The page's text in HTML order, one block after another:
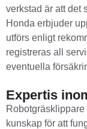
verkstad är att det
Honda erbjuder
utförs enligt
registreras all
eventuella
Expertis
Robotgräsklippare
kunskap för att